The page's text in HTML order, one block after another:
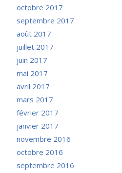
octobre 2017
septembre 2017
août 2017
juillet 2017
juin 2017
mai 2017
avril 2017
mars 2017
février 2017
janvier 2017
novembre 2016
octobre 2016
septembre 2016